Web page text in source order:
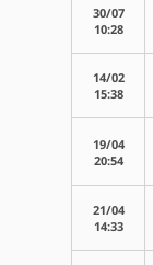
30/07
10:28
14/02
15:38
19/04
20:54
21/04
14:33